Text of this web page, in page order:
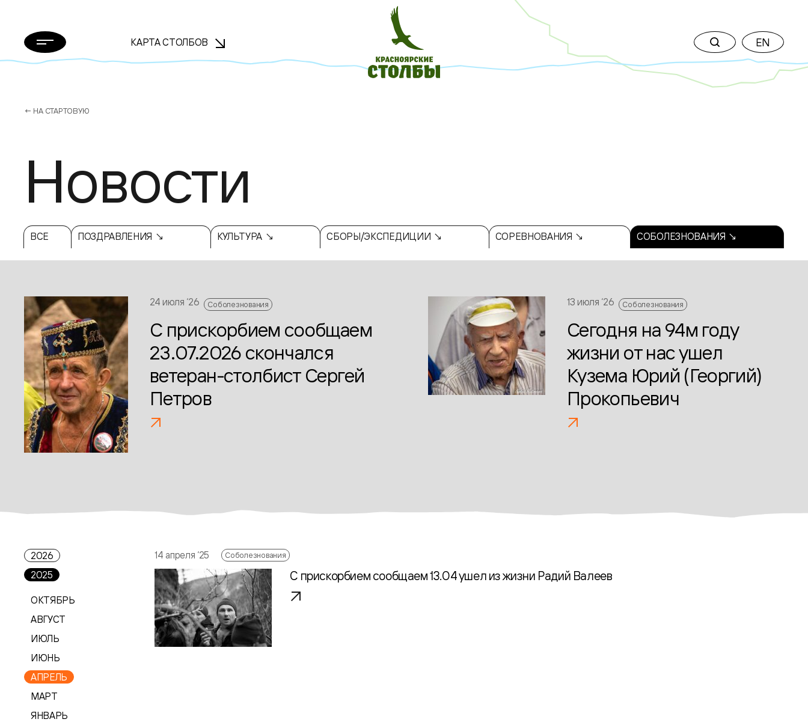
КАРТА СТОЛБОВ EN
← НА СТАРТОВУЮ
Новости
ВСЕ ПОЗДРАВЛЕНИЯ ↘ КУЛЬТУРА ↘ СБОРЫ/ЭКСПЕДИЦИИ ↘ СОРЕВНОВАНИЯ ↘ СОБОЛЕЗНОВАНИЯ ↘
24 июля ‘26 Соболезнования
С прискорбием сообщаем
23.07.2026 скончался
ветеран-столбист Сергей
Петров
13 июля ‘26 Соболезнования
Сегодня на 94м году
жизни от нас ушел
Кузема Юрий (Георгий)
Прокопьевич
2026
2025
ОКТЯБРЬ
АВГУСТ
ИЮЛЬ
ИЮНЬ
АПРЕЛЬ
МАРТ
ЯНВАРЬ
14 апреля ‘25 Соболезнования
С прискорбием сообщаем 13.04 ушел из жизни Радий Валеев